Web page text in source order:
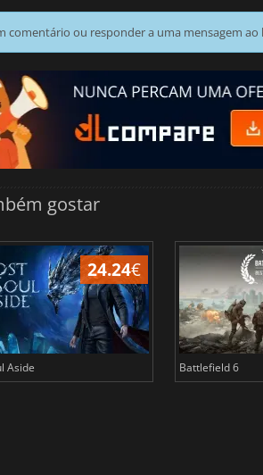
comentário ou responder a uma mensagem ao
gostar
24.24€
Aside Battlefield 6